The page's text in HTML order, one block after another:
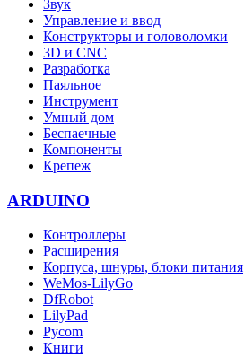
Звук
Управление и ввод
Конструкторы и головоломки
3D и CNC
Разработка
Паяльное
Инструмент
Умный дом
Беспаечные
Компоненты
Крепеж
ARDUINO
Контроллеры
Расширения
Корпуса, шнуры, блоки питания
WeMos-LilyGo
DfRobot
LilyPad
Pycom
Книги